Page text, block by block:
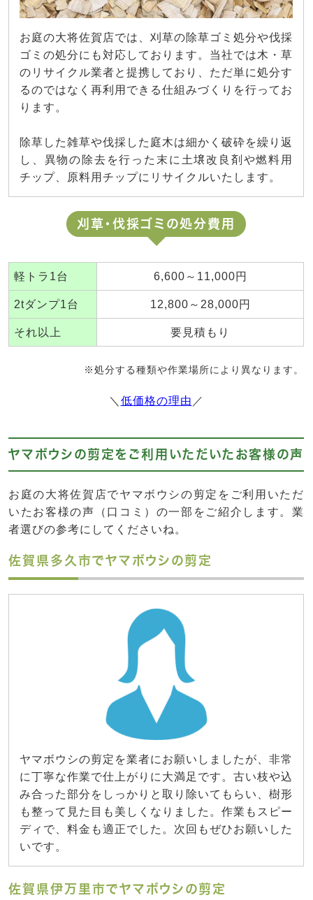
お庭の大将佐賀店では、刈草の除草ゴミ処分や伐採
ゴミの処分にも対応しております。当社では木・草
のリサイクル業者と提携しており、ただ単に処分す
るのではなく再利用できる仕組みづくりを行ってお
ります。
除草した雑草や伐採した庭木は細かく破砕を繰り返
し、異物の除去を行った末に土壌改良剤や燃料用
チップ、原料用チップにリサイクルいたします。
刈草・伐採ゴミの処分費用
軽トラ1台 6,600～11,000円
2tダンプ1台 12,800～28,000円
それ以上 要見積もり
※処分する種類や作業場所により異なります。
＼ 低価格の理由 ／
ヤマボウシの剪定をご利用いただいたお客様の声
お庭の大将佐賀店でヤマボウシの剪定をご利用いただ
いたお客様の声（口コミ）の一部をご紹介します。業
者選びの参考にしてくださいね。
佐賀県多久市でヤマボウシの剪定
ヤマボウシの剪定を業者にお願いしましたが、非常
に丁寧な作業で仕上がりに大満足です。古い枝や込
み合った部分をしっかりと取り除いてもらい、樹形
も整って見た目も美しくなりました。作業もスピー
ディで、料金も適正でした。次回もぜひお願いした
いです。
佐賀県伊万里市でヤマボウシの剪定